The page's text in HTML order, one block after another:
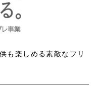
も楽しめる素敵なフリ